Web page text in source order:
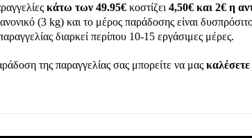
κάτω των 49.95€ κοστίζει 4,50€ και 2€ η
(3 kg) και το μέρος παράδοσης είναι
διαρκεί περίπου 10-15 εργάσιμες μέρες.
της παραγγελίας σας μπορείτε να μας